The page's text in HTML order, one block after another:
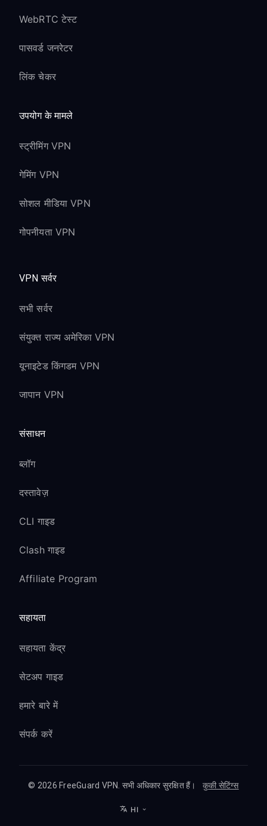
WebRTC टेस्ट
पासवर्ड जनरेटर
लिंक चेकर
उपयोग के मामले
स्ट्रीमिंग VPN
गेमिंग VPN
सोशल मीडिया VPN
गोपनीयता VPN
VPN सर्वर
सभी सर्वर
संयुक्त राज्य अमेरिका VPN
यूनाइटेड किंगडम VPN
जापान VPN
संसाधन
ब्लॉग
दस्तावेज़
CLI गाइड
Clash गाइड
Affiliate Program
सहायता
सहायता केंद्र
सेटअप गाइड
हमारे बारे में
संपर्क करें
© 2026 FreeGuard VPN. सभी अधिकार सुरक्षित हैं। कुकी सेटिंग्स
HI